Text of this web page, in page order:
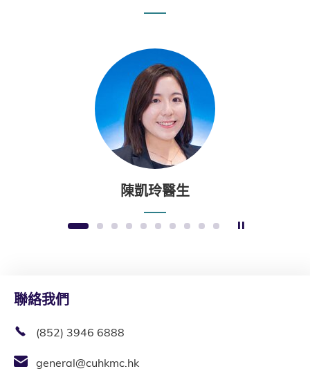
陳凱玲醫生
1 2 3 4 5 6 7 8 9 10
聯絡我們
(852) 3946 6888
general@cuhkmc.hk